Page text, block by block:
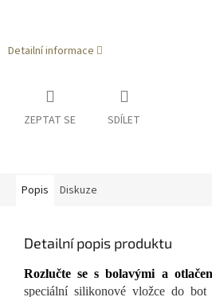
Detailní informace
ZEPTAT SE SDÍLET
Popis Diskuze
Detailní popis produktu
Rozlučte se s bolavými a
speciální silikonové vložce do bot